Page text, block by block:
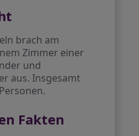
brach am
Zimmer einer
und
aus. Insgesamt
Fakten